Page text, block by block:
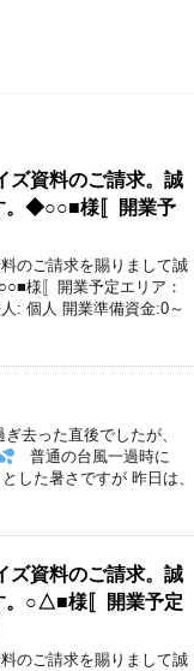
ズ資料のご請求。誠
。◆○○■様〚開業予
のご請求を賜りまして誠
様〚開業予定エリア：
: 個人 開業準備資金:0～
去った直後でしたが、
普通の台風一過時に
した暑さですが 昨日は、
ズ資料のご請求。誠
。○△■様〚開業予定
のご請求を賜りまして誠